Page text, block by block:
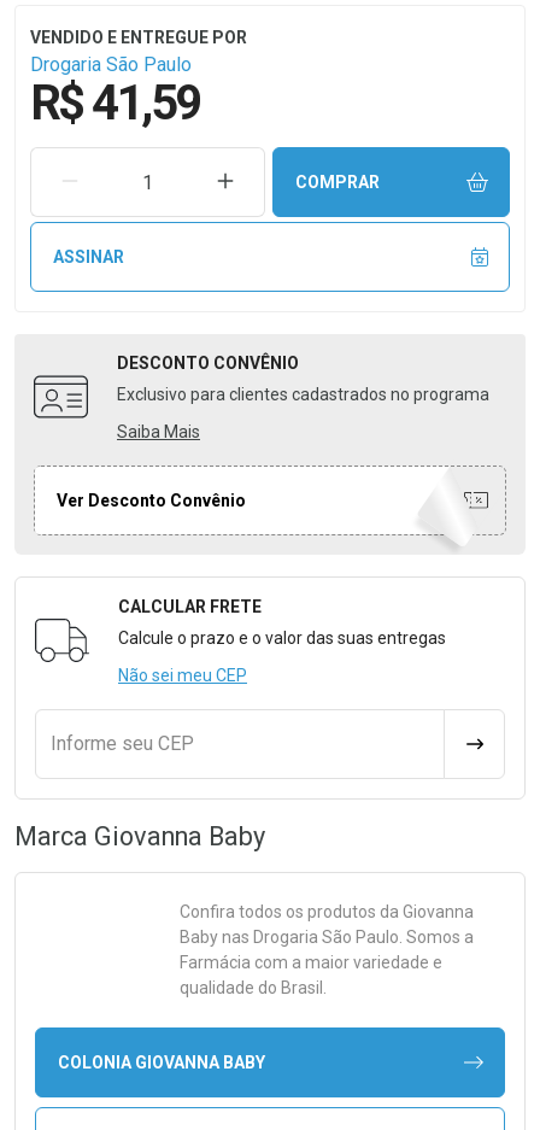
Drogaria São Paulo
R$ 41,59
REMOVER UMA UNIDADEAUMENTAR UMA UNIDADE
COMPRAR
ASSINAR
DESCONTO CONVÊNIO
Exclusivo para clientes cadastrados no programa
Saiba Mais
Ver Desconto Convênio
Formulário para Calcular o Frete
CALCULAR FRETE
Calcule o prazo e o valor das suas entregas
Não sei meu CEP
Informe seu CEP
Marca Giovanna Baby
Confira todos os produtos da Giovanna
Babynas Drogaria São Paulo. Somos a
Farmácia com a maior variedade e
qualidade do Brasil.
COLONIA GIOVANNA BABY